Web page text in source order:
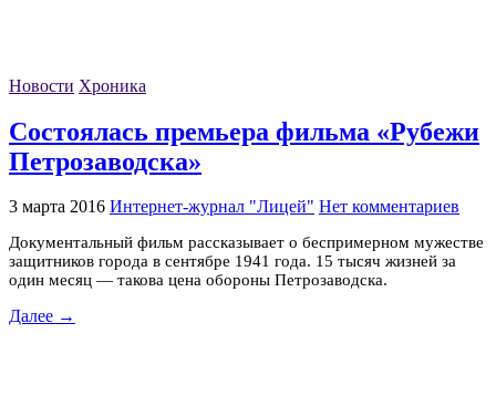
Новости Хроника
Состоялась премьера фильма «Рубежи
Петрозаводска»
3 марта 2016 Интернет-журнал "Лицей" Нет комментариев
Документальный фильм рассказывает о беспримерном мужестве
защитников города в сентябре 1941 года. 15 тысяч жизней за
один месяц — такова цена обороны Петрозаводска.
Далее →